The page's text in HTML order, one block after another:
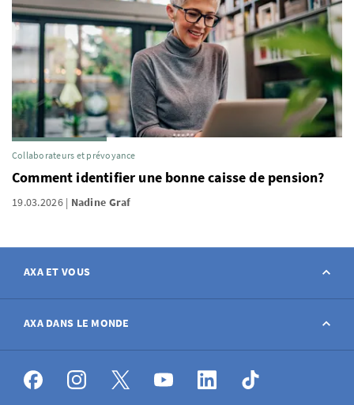
Collaborateurs et prévoyance
Comment identifier une bonne caisse de pension?
19.03.2026 Nadine Graf
AXA ET VOUS
Contact
Déclarer sinistre
AXA DANS LE MONDE
AXA dans le monde